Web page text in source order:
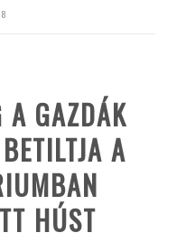
A GAZDÁK
A
HÚST